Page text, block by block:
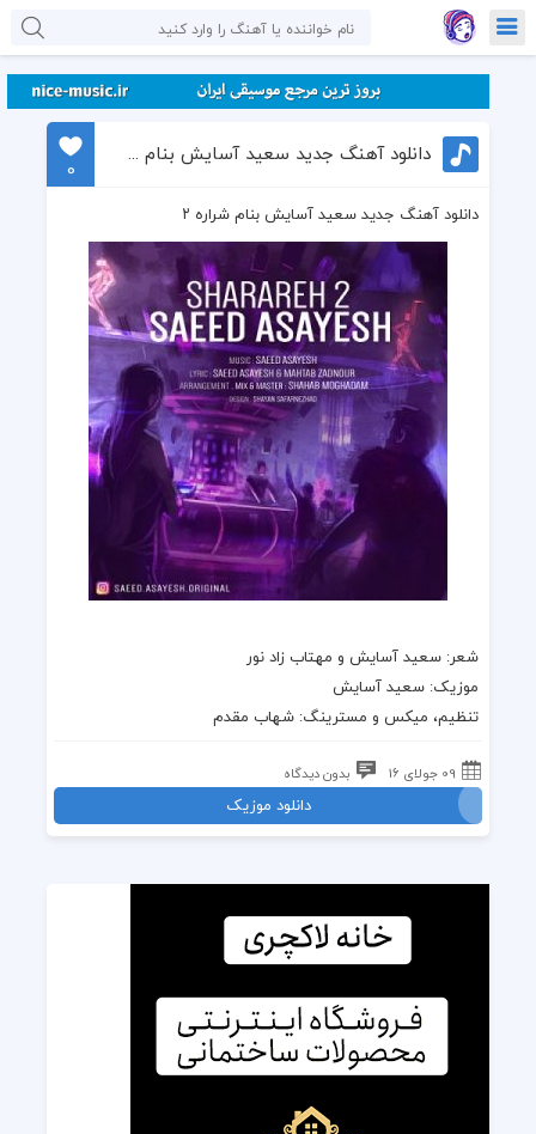
دانلود آهنگ جدید سعید آسایش بنام شراره ۲
0
دانلود آهنگ جدید سعید آسایش بنام شراره ۲
شعر:سعید آسایش و مهتاب زاد نور
موزیک:سعید آسایش
تنظیم، میکس و مسترینگ: شهاب مقدم
09 جولای 16 بدون دیدگاه
دانلود موزیک